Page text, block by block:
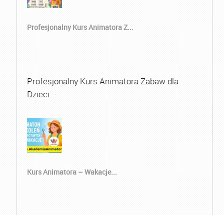
Profesjonalny Kurs Animatora Z...
Profesjonalny Kurs Animatora Zabaw dla
Dzieci — …
Kurs Animatora – Wakacje...